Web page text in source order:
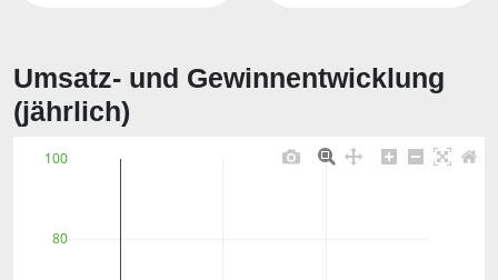
Umsatz- und Gewinnentwicklung
(jährlich)
80
100